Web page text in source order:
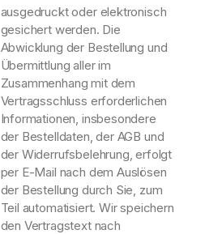
ausgedruckt oder elektronisch
gesichert werden. Die
Abwicklung der Bestellung und
Übermittlung aller im
Zusammenhang mit dem
Vertragsschluss erforderlichen
Informationen, insbesondere
der Bestelldaten, der AGB und
der Widerrufsbelehrung, erfolgt
per E-Mail nach dem Auslösen
der Bestellung durch Sie, zum
Teil automatisiert. Wir speichern
den Vertragstext nach